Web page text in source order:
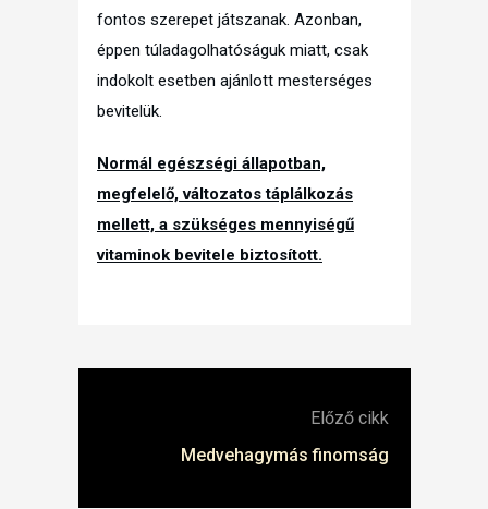
fontos szerepet játszanak. Azonban,
éppen túladagolhatóságuk miatt, csak
indokolt esetben ajánlott mesterséges
bevitelük.
Normál egészségi állapotban,
megfelelő, változatos táplálkozás
mellett, a szükséges mennyiségű
vitaminok bevitele biztosított.
Előző cikk
Medvehagymás finomság